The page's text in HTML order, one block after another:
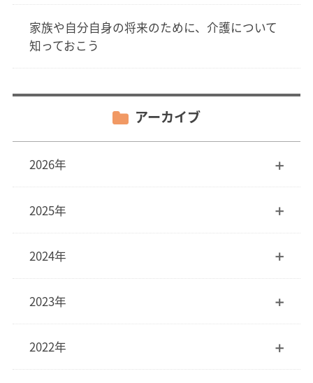
家族や自分自身の将来のために、介護について
知っておこう
アーカイブ
2026年
2025年
2024年
2023年
2022年